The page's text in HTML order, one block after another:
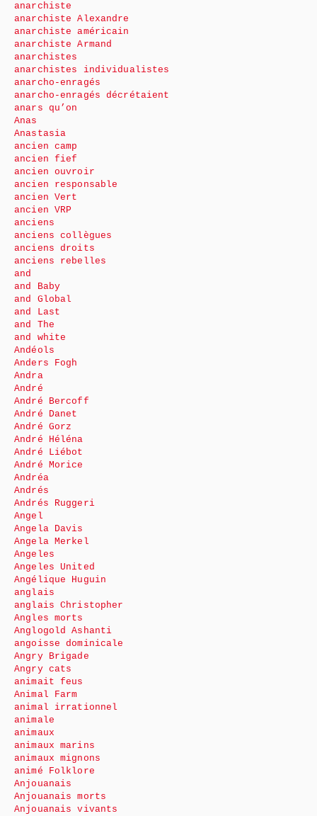
anarchiste
anarchiste Alexandre
anarchiste américain
anarchiste Armand
anarchistes
anarchistes individualistes
anarcho-enragés
anarcho-enragés décrétaient
anars qu’on
Anas
Anastasia
ancien camp
ancien fief
ancien ouvroir
ancien responsable
ancien Vert
ancien VRP
anciens
anciens collègues
anciens droits
anciens rebelles
and
and Baby
and Global
and Last
and The
and white
Andéols
Anders Fogh
Andra
André
André Bercoff
André Danet
André Gorz
André Héléna
André Liébot
André Morice
Andréa
Andrés
Andrés Ruggeri
Angel
Angela Davis
Angela Merkel
Angeles
Angeles United
Angélique Huguin
anglais
anglais Christopher
Angles morts
Anglogold Ashanti
angoisse dominicale
Angry Brigade
Angry cats
animait feus
Animal Farm
animal irrationnel
animale
animaux
animaux marins
animaux mignons
animé Folklore
Anjouanais
Anjouanais morts
Anjouanais vivants